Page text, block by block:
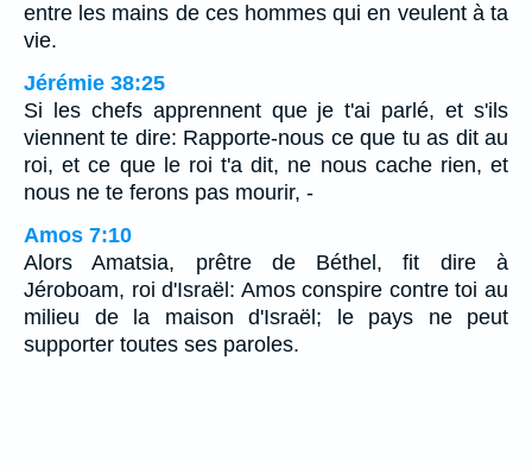
entre les mains de ces hommes qui en veulent à ta
vie.
Jérémie 38:25
Si les chefs apprennent que je t'ai parlé, et s'ils
viennent te dire: Rapporte-nous ce que tu as dit au
roi, et ce que le roi t'a dit, ne nous cache rien, et
nous ne te ferons pas mourir, -
Amos 7:10
Alors Amatsia, prêtre de Béthel, fit dire à
Jéroboam, roi d'Israël: Amos conspire contre toi au
milieu de la maison d'Israël; le pays ne peut
supporter toutes ses paroles.